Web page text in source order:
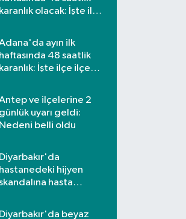
karanlık olacak: İşte ilçe
ayın ilk
haftasında 48 saatlik
karanlık: İşte ilçe ilçe
ve ilçelerine 2
günlük uyarı geldi:
Nedeni belli oldu
Diyarbakır'da
hastanedeki hijyen
hasta
Diyarbakır'da beyaz